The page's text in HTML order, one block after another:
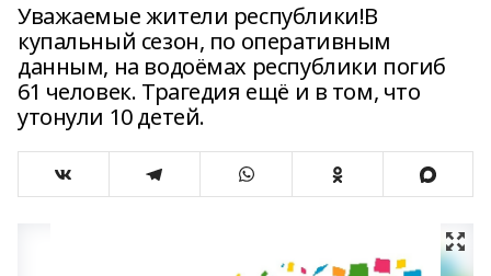
Уважаемые жители республики!В
купальный сезон, по оперативным
данным, на водоёмах республики погиб
61 человек. Трагедия ещё и в том, что
утонули 10 детей.